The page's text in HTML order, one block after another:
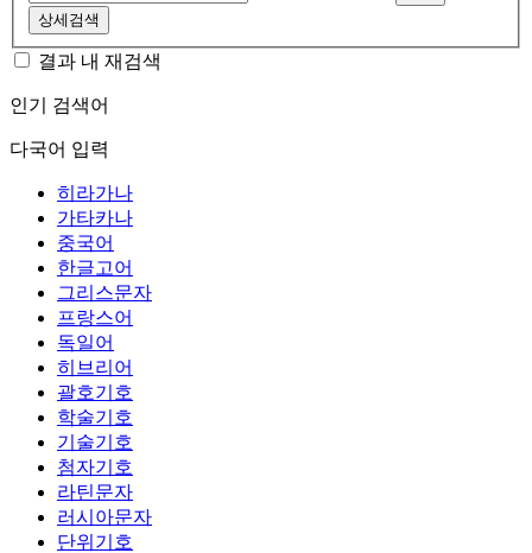
상세검색
결과 내 재검색
인기 검색어
다국어 입력
히라가나
가타카나
중국어
한글고어
그리스문자
프랑스어
독일어
히브리어
괄호기호
학술기호
기술기호
첨자기호
라틴문자
러시아문자
단위기호